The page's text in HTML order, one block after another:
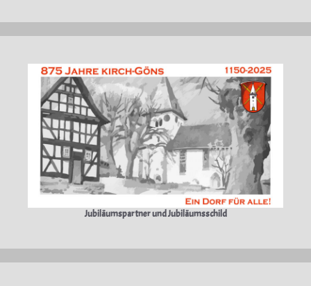
Jubiläumspartner und Jubiläumsschild